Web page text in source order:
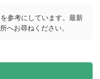
参考にしています。最新
へお尋ねください。